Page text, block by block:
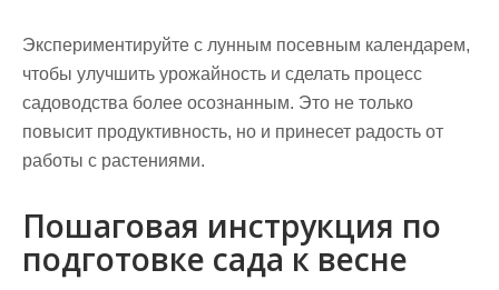
Экспериментируйте с лунным посевным календарем,
чтобы улучшить урожайность и сделать процесс
садоводства более осознанным. Это не только
повысит продуктивность, но и принесет радость от
работы с растениями.
Пошаговая инструкция по
подготовке сада к весне